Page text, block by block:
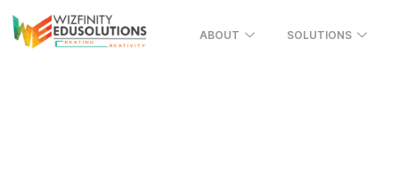
ABOUT SOLUTIONS